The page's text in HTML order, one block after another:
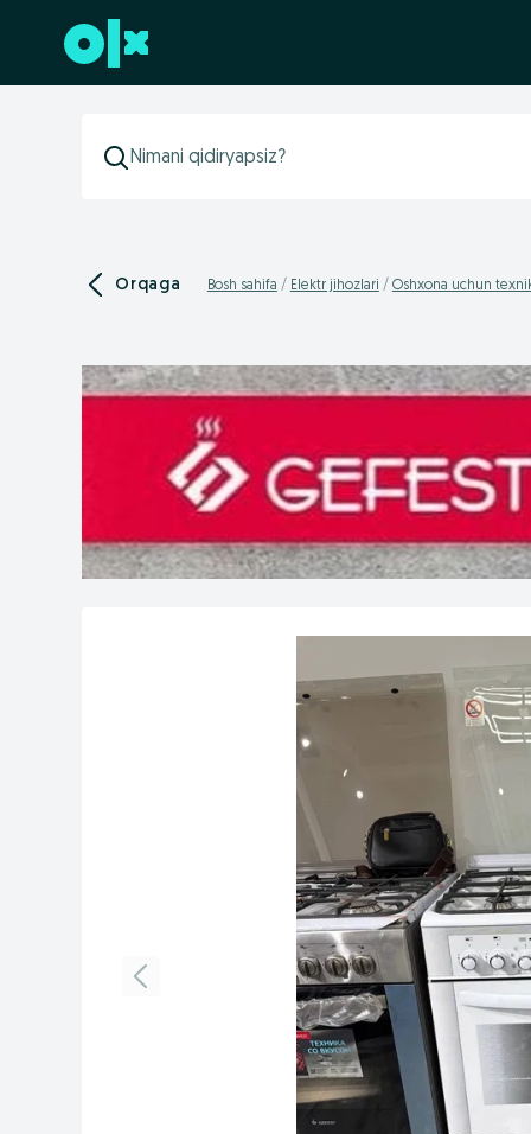
Futerga oʻtish
Orqaga Bosh sahifa Elektr jihozlari Oshxona uchun